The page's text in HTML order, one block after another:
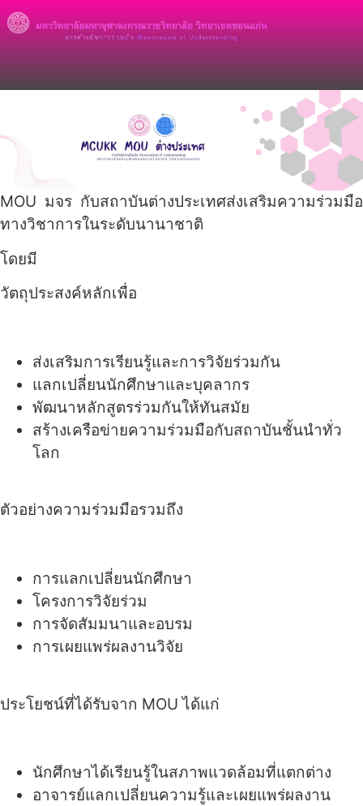
MOU มจร กับสถาบันต่างประเทศส่งเสริมความร่วมมือ
ทางวิชาการในระดับนานาชาติ
โดยมี
วัตถุประสงค์หลักเพื่อ
ส่งเสริมการเรียนรู้และการวิจัยร่วมกัน
แลกเปลี่ยนนักศึกษาและบุคลากร
พัฒนาหลักสูตรร่วมกันให้ทันสมัย
สร้างเครือข่ายความร่วมมือกับสถาบันชั้นนำทั่ว
โลก
ตัวอย่างความร่วมมือรวมถึง
การแลกเปลี่ยนนักศึกษา
โครงการวิจัยร่วม
การจัดสัมมนาและอบรม
การเผยแพร่ผลงานวิจัย
ประโยชน์ที่ได้รับจาก MOU ได้แก่
นักศึกษาได้เรียนรู้ในสภาพแวดล้อมที่แตกต่าง
อาจารย์แลกเปลี่ยนความรู้และเผยแพร่ผลงาน